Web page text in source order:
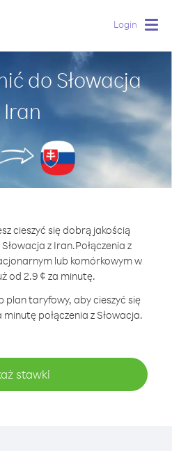
Login
do Słowacja
Iran
cieszyć się dobrą jakością
z Iran.Połączenia z
lub komórkowym w
od 2.9 ¢ za minutę.
plan taryfowy, aby cieszyć się
połączenia z Słowacja.
stawki